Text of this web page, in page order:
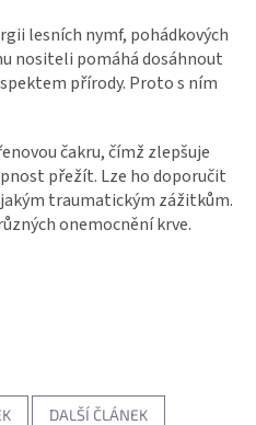
lesních nymf, pohádkových
nositeli pomáhá dosáhnout
přírody. Proto s ním
čakru, čímž zlepšuje
přežít. Lze ho doporučit
traumatickým zážitkům.
onemocnění krve.
DALŠÍ ČLÁNEK